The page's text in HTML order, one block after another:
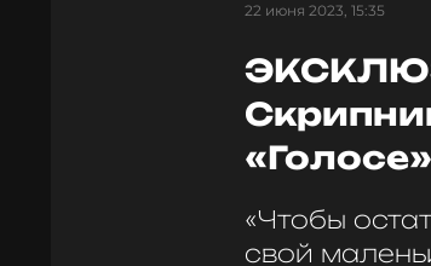
22 июня 2023, 15:35
«Чтобы
свой